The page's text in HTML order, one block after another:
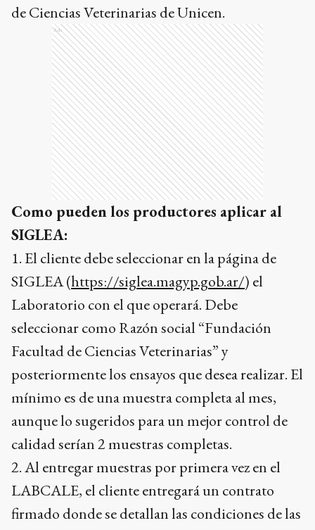
de Ciencias Veterinarias de Unicen.
Ads
Como pueden los productores aplicar al
SIGLEA:
1. El cliente debe seleccionar en la página de
SIGLEA (https://siglea.magyp.gob.ar/) el
Laboratorio con el que operará. Debe
seleccionar como Razón social “Fundación
Facultad de Ciencias Veterinarias” y
posteriormente los ensayos que desea realizar. El
mínimo es de una muestra completa al mes,
aunque lo sugeridos para un mejor control de
calidad serían 2 muestras completas.
2. Al entregar muestras por primera vez en el
LABCALE, el cliente entregará un contrato
firmado donde se detallan las condiciones de las